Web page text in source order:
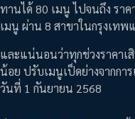
ทานได้ 80 เมนู ไปจนถึง รา
เมนู ผ่าน 8 สาขาในกรุงเท
และแน่นอนว่าทุกช่วงราคาเ
น้อย ปรับเมนูเป็ดย่างจากก
วันที่ 1 กันยายน 2568